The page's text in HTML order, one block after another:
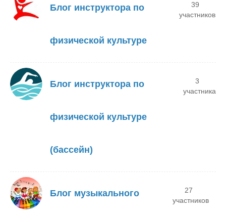
Блог инструктора по
физической культуре
39
участников
Блог инструктора по
физической культуре
(бассейн)
3
участника
Блог музыкального
27
участников